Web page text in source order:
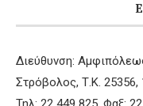
Διεύθυνση:
Στρόβολος, Τ.Κ.